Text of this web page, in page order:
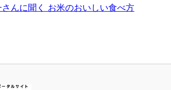
さんに聞く お米のおいしい食べ方